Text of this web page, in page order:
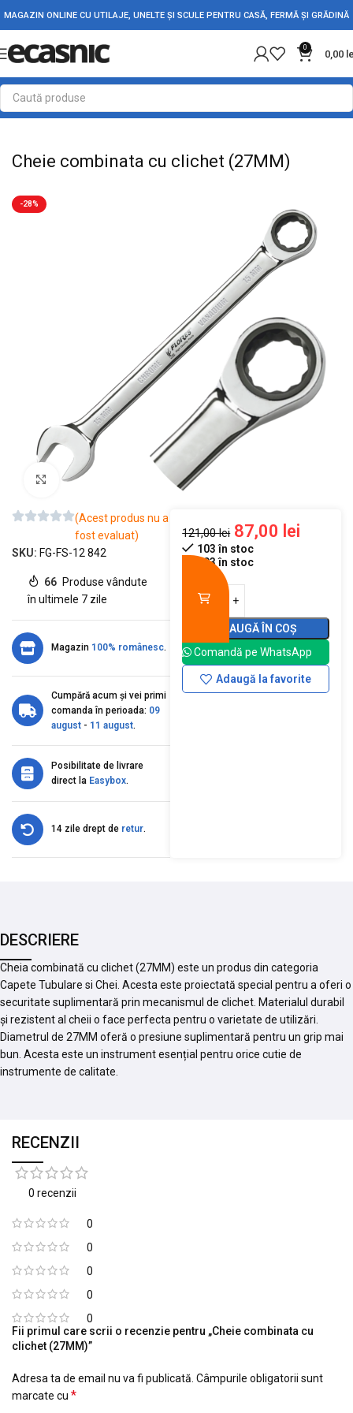
MAGAZIN ONLINE CU UTILAJE, UNELTE ȘI SCULE PENTRU CASĂ, FERMĂ ȘI GRĂDINĂ
0
0,00
Prima pagină Scule - Unelte Chei, capete tubulare si truse
Cheie combinata cu clichet (27MM)
-28%
Mărește imaginea
(Acest produs nu a
fost evaluat)
SKU: FG-FS-12 842
66 Produse vândute
în ultimele 7 zile
Magazin 100% românesc.
Cumpără acum și vei primi
comanda în perioada: 09
august - 11 august.
Posibilitate de livrare
direct la Easybox.
14 zile drept de retur.
121,00lei 87,00 lei
103 în stoc
103 în stoc
ADAUGĂ ÎN COȘ
Comandă pe WhatsApp
Adaugă la favorite
DESCRIERE
Cheia combinată cu clichet (27MM) este un produs din categoria
Capete Tubulare si Chei. Acesta este proiectată special pentru a oferi o
securitate suplimentară prin mecanismul de clichet. Materialul durabil
și rezistent al cheii o face perfecta pentru o varietate de utilizări.
Diametrul de 27MM oferă o presiune suplimentară pentru un grip mai
bun. Acesta este un instrument esențial pentru orice cutie de
instrumente de calitate.
RECENZII
0 recenzii
0
0
0
0
0
Fii primul care scrii o recenzie pentru „Cheie combinata cu
clichet (27MM)”
Adresa ta de email nu va fi publicată. Câmpurile obligatorii sunt
marcate cu *